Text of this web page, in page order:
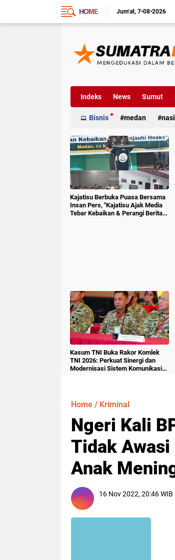
HOME Jum'at 7•08•2026
Indeks News Sumut
Bisnis medan
Kajatisu Berbuka Puasa Bersama
Insan Pers, "Kajatisu Ajak Media
Tebar Kebaikan & Perangi Berita
Kasum TNI Buka Rakor Komlek
TNI 2026: Perkuat Sinergi dan
Modernisasi Sistem Komunikasi
Home / Kriminal
Ngeri Kali
Tidak Awasi
Anak
16 Nov 2022, 20:46 WIB